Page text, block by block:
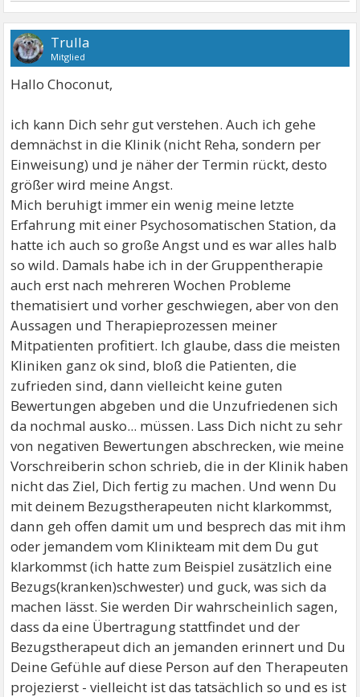
Trulla
Mitglied
Hallo Choconut,
ich kann Dich sehr gut verstehen. Auch ich gehe
demnächst in die Klinik (nicht Reha, sondern per
Einweisung) und je näher der Termin rückt, desto
größer wird meine Angst.
Mich beruhigt immer ein wenig meine letzte
Erfahrung mit einer Psychosomatischen Station, da
hatte ich auch so große Angst und es war alles halb
so wild. Damals habe ich in der Gruppentherapie
auch erst nach mehreren Wochen Probleme
thematisiert und vorher geschwiegen, aber von den
Aussagen und Therapieprozessen meiner
Mitpatienten profitiert. Ich glaube, dass die meisten
Kliniken ganz ok sind, bloß die Patienten, die
zufrieden sind, dann vielleicht keine guten
Bewertungen abgeben und die Unzufriedenen sich
da nochmal ausko... müssen. Lass Dich nicht zu sehr
von negativen Bewertungen abschrecken, wie meine
Vorschreiberin schon schrieb, die in der Klinik haben
nicht das Ziel, Dich fertig zu machen. Und wenn Du
mit deinem Bezugstherapeuten nicht klarkommst,
dann geh offen damit um und besprech das mit ihm
oder jemandem vom Klinikteam mit dem Du gut
klarkommst (ich hatte zum Beispiel zusätzlich eine
Bezugs(kranken)schwester) und guck, was sich da
machen lässt. Sie werden Dir wahrscheinlich sagen,
dass da eine Übertragung stattfindet und der
Bezugstherapeut dich an jemanden erinnert und Du
Deine Gefühle auf diese Person auf den Therapeuten
projezierst - vielleicht ist das tatsächlich so und es ist